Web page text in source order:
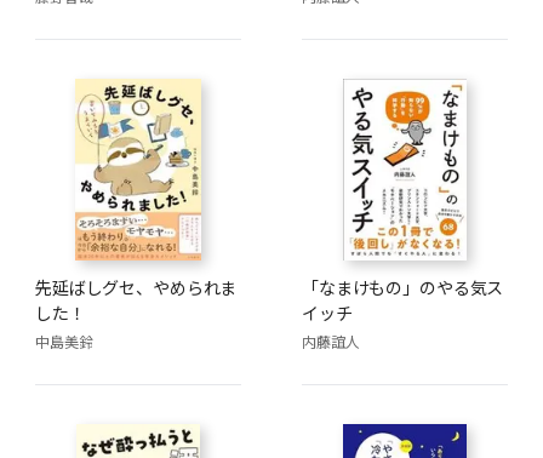
先延ばしグセ、やめられま
した！
中島美鈴
「なまけもの」のやる気ス
イッチ
内藤誼人